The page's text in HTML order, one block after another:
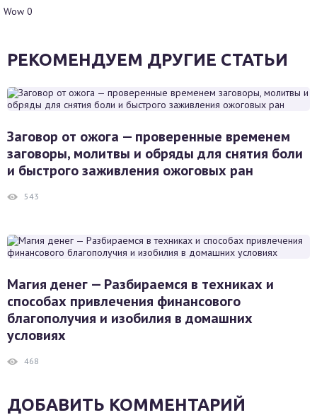
Wow 0
РЕКОМЕНДУЕМ ДРУГИЕ СТАТЬИ
Заговор от ожога — проверенные временем
заговоры, молитвы и обряды для снятия боли
и быстрого заживления ожоговых ран
543
Магия денег — Разбираемся в техниках и
способах привлечения финансового
благополучия и изобилия в домашних
условиях
468
ДОБАВИТЬ КОММЕНТАРИЙ